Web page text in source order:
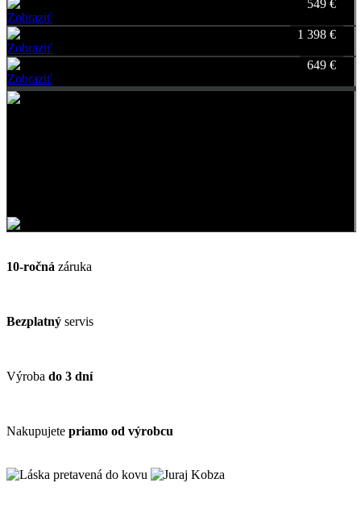
549 €
Zobraziť
1 398 €
Zobraziť
649 €
Zobraziť
10-ročná záruka
Bezplatný servis
Výroba do 3 dní
Nakupujete priamo od výrobcu